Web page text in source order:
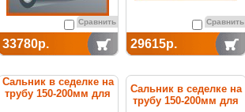
Сравнить
33780р.
Сравнить
29615р.
Сальник в седелке на
трубу 150-200мм для
Сальник в седелке на
трубу 150-200мм для